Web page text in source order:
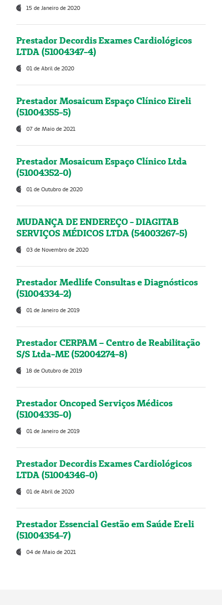
15 de Janeiro de 2020
Prestador Decordis Exames Cardiológicos
LTDA (51004347-4)
01 de Abril de 2020
Prestador Mosaicum Espaço Clínico Eireli
(51004355-5)
07 de Maio de 2021
Prestador Mosaicum Espaço Clínico Ltda
(51004352-0)
01 de Outubro de 2020
MUDANÇA DE ENDEREÇO - DIAGITAB
SERVIÇOS MÉDICOS LTDA (54003267-5)
03 de Novembro de 2020
Prestador Medlife Consultas e Diagnósticos
(51004334-2)
01 de Janeiro de 2019
Prestador CERPAM – Centro de Reabilitação
S/S Ltda-ME (52004274-8)
18 de Outubro de 2019
Prestador Oncoped Serviços Médicos
(51004335-0)
01 de Janeiro de 2019
Prestador Decordis Exames Cardiológicos
LTDA (51004346-0)
01 de Abril de 2020
Prestador Essencial Gestão em Saúde Ereli
(51004354-7)
04 de Maio de 2021